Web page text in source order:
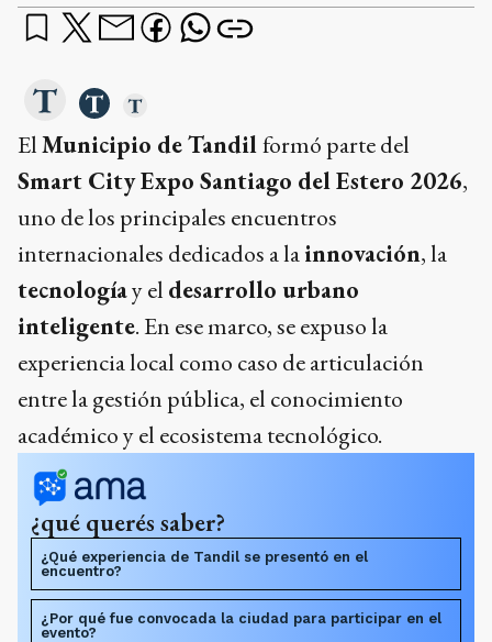
ElMunicipio de Tandilformó parte del
Smart City Expo Santiago del Estero 2026,
uno de los principales encuentros
internacionales dedicados a lainnovación, la
tecnologíay el desarrollo urbano
inteligente. En ese marco, se expuso la
experiencia local como caso de articulación
entre la gestión pública, el conocimiento
académico y el ecosistema tecnológico.
¿qué querés saber?
¿Qué experiencia de Tandil se presentó en el
encuentro?
¿Por qué fue convocada la ciudad para participar en el
evento?